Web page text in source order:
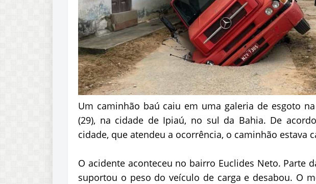
Um caminhão baú caiu em uma galeria de esgoto
(29), na cidade de Ipiaú, no sul da Bahia. De
cidade, que atendeu a ocorrência, o caminhão estava
O acidente aconteceu no bairro Euclides Neto. Parte
suportou o peso do veículo de carga e desabou. O